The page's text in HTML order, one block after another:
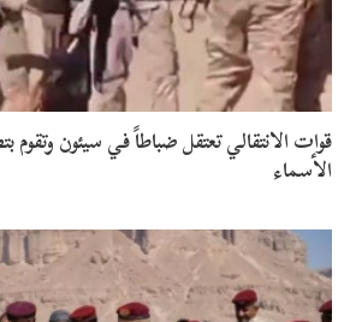
قوات الانتقالي تعتقل ضباطاً في سيئون
الأسماء